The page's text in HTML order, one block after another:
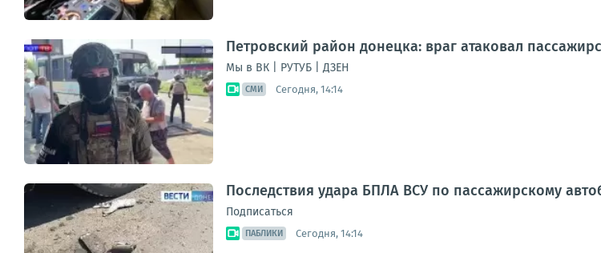
Петровский район донецка: враг атаковал
Мы в ВК | РУТУБ | ДЗЕН
СМИ Сегодня, 14:14
Последствия удара БПЛА ВСУ по пассажирскому
Подписаться
ПАБЛИКИ Сегодня, 14:14